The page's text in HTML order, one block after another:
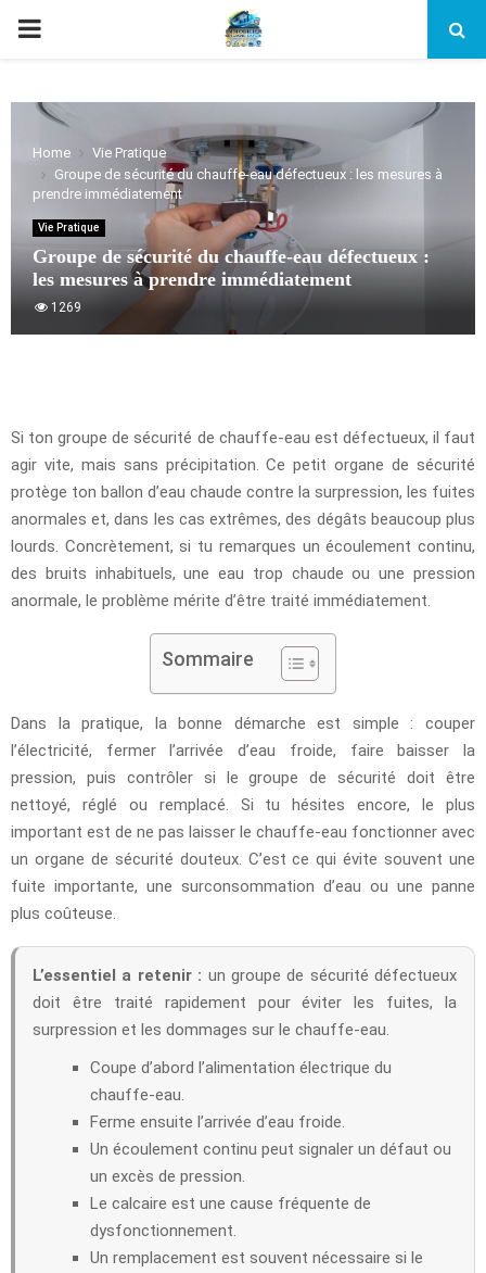
PRIMARY
Home
Vie Pratique
Groupe de sécurité du chauffe-eau défectueux : les mesures à
prendre immédiatement
Vie Pratique
Groupe de sécurité du chauffe-eau défectueux :
les mesures à prendre immédiatement
1269
Si ton groupe de sécurité de chauffe-eau est défectueux, il faut
agir vite, mais sans précipitation. Ce petit organe de sécurité
protège ton ballon d’eau chaude contre la surpression, les fuites
anormales et, dans les cas extrêmes, des dégâts beaucoup plus
lourds. Concrètement, si tu remarques un écoulement continu,
des bruits inhabituels, une eau trop chaude ou une pression
anormale, le problème mérite d’être traité immédiatement.
Sommaire
Dans la pratique, la bonne démarche est simple : couper
l’électricité, fermer l’arrivée d’eau froide, faire baisser la
pression, puis contrôler si le groupe de sécurité doit être
nettoyé, réglé ou remplacé. Si tu hésites encore, le plus
important est de ne pas laisser le chauffe-eau fonctionner avec
un organe de sécurité douteux. C’est ce qui évite souvent une
fuite importante, une surconsommation d’eau ou une panne
plus coûteuse.
L’essentiel a retenir : un groupe de sécurité défectueux
doit être traité rapidement pour éviter les fuites, la
surpression et les dommages sur le chauffe-eau.
Coupe d’abord l’alimentation électrique du
chauffe-eau.
Ferme ensuite l’arrivée d’eau froide.
Un écoulement continu peut signaler un défaut ou
un excès de pression.
Le calcaire est une cause fréquente de
dysfonctionnement.
Un remplacement est souvent nécessaire si le